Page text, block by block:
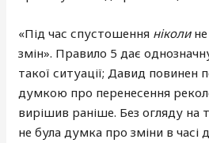
«Під час спустошення ніколине
змін». Правило 5 дає
такої ситуації; Давид повинен
думкою про перенесення
вирішив раніше. Без огляду на
не була думка про зміни в часі